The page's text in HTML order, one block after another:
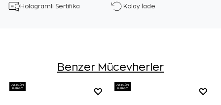
Hologramlı Sertifika Kolay İade
Benzer Mücevherler
AYNI GÜN
KARGO
AYNI GÜN
KARGO